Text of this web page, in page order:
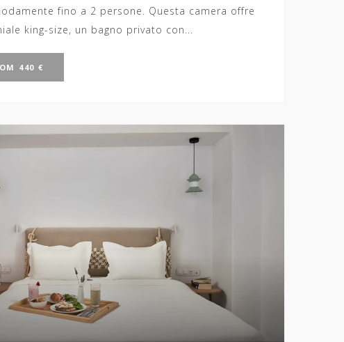
fino a 2 persone. Questa camera offre
king-size, un bagno privato con...
440 €